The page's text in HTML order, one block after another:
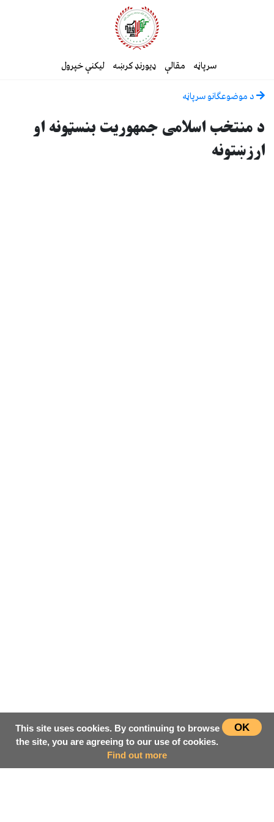
سرپاڼه مقالې ډیورنډ کرښه لیکنې خپرول
د موضوعګانو سرپاڼه
د منتخب اسلامی جمهوريت بنسټونه او
ارزښتونه
OK
This site uses cookies. By continuing to browse
the site, you are agreeing to our use of cookies.
Find out more